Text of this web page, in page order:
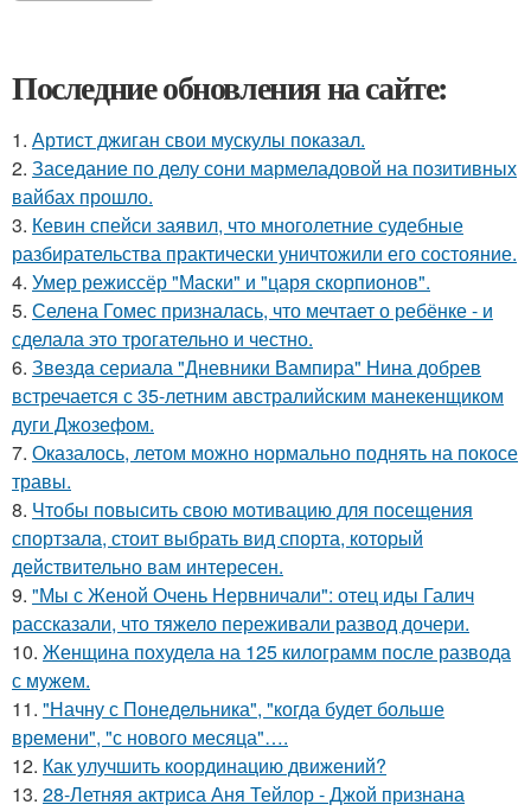
Последние обновления на сайте:
1. Артист джиган свои мускулы показал.
2. Заседание по делу сони мармеладовой на позитивных
вайбах прошло.
3. Кевин спейси заявил, что многолетние судебные
разбирательства практически уничтожили его состояние.
4. Умер режиссёр "Маски" и "царя скорпионов".
5. Селена Гомес призналась, что мечтает о ребёнке - и
сделала это трогательно и честно.
6. Звeздa сериала "Дневники Вампира" Нина добрев
встречается с 35-летним австралийским манекенщиком
дуги Джозефом.
7. Оказалось, летом можно нормально поднять на покосе
травы.
8. Чтобы повысить свою мотивацию для посещения
спортзала, стоит выбрать вид спорта, который
действительно вам интересен.
9. "Мы с Женой Очень Нервничали": отец иды Галич
рассказали, что тяжело переживали развод дочери.
10. Женщина похудела на 125 килограмм после развода
с мужем.
11. "Начну с Понедельника", "когда будет больше
времени", "с нового месяца"….
12. Как улучшить координацию движений?
13. 28-Летняя актриса Аня Тейлор - Джой признана